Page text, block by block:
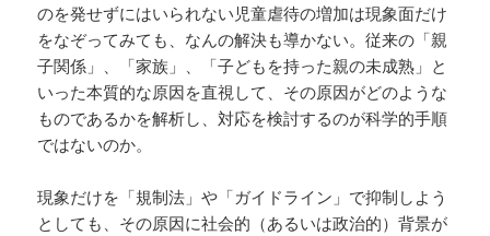
のを発せずにはいられない児童虐待の増加は現象面だけ
をなぞってみても、なんの解決も導かない。従来の「親
子関係」、「家族」、「子どもを持った親の未成熟」と
いった本質的な原因を直視して、その原因がどのような
ものであるかを解析し、対応を検討するのが科学的手順
ではないのか。
現象だけを「規制法」や「ガイドライン」で抑制しよう
としても、その原因に社会的（あるいは政治的）背景が